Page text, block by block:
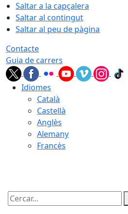
Saltar a la capçalera
Saltar al contingut
Saltar al peu de pàgina
Contacte
Guia de carrers
Idiomes
Català
Castellà
Anglès
Alemany
Francès
Cercar: